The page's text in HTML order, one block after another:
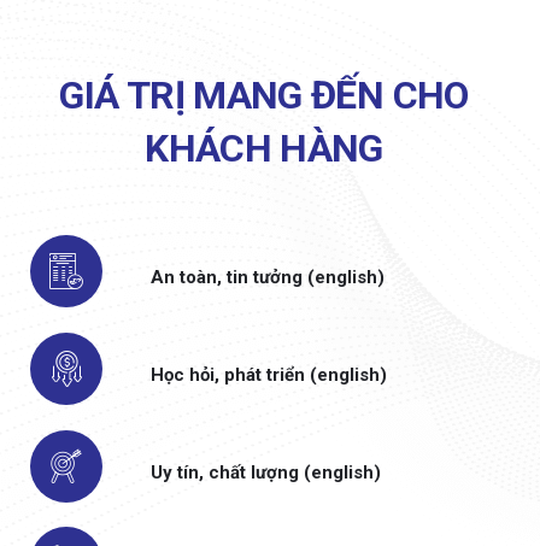
GIÁ TRỊ MANG ĐẾN CHO
KHÁCH HÀNG
An toàn, tin tưởng (english)
Học hỏi, phát triển (english)
Uy tín, chất lượng (english)